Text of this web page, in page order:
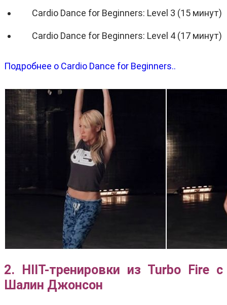
Cardio Dance for Beginners: Level 3 (15 минут)
Cardio Dance for Beginners: Level 4 (17 минут)
Подробнее о Cardio Dance for Beginners..
2. HIIT-тренировки из Turbo Fire с
Шалин Джонсон